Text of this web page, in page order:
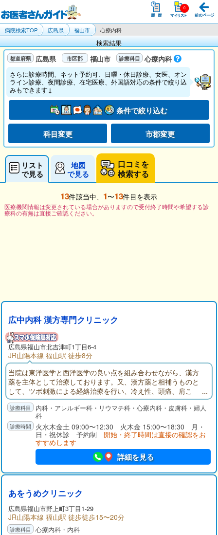
病院検索TOP 広島県 福山市 心療内科
検索結果
広島県 福山市 心療内科
さらに診療時間、ネット予約可、日曜・休日診療、女医、オン
ライン診療、夜間診療、在宅医療、外国語対応の条件で絞り込
みもできます↓
条件で絞り込む
科目変更 市郡変更
リスト
で見る
地図
で見る
口コミを
検索する
13件該当中、 1〜13件目を表示
医療機関情報は変更されている場合がありますので受付終了時間や希望する診
療科の有無は直接ご確認ください。
広中内科 漢方専門クリニック
広島県福山市北吉津町1丁目6-4
JR山陽本線 福山駅 徒歩8分
当院は東洋医学と西洋医学の良い点を組み合わせながら、漢方
薬を主体として治療しております。又、漢方薬と相補うものと
して、ツボ刺激による経絡治療を行い、冷え性、頭痛、肩こ
り、腰・膝の痛みはもちろん、内臓の病気、心の病気、皮フの
病気(特にアトピー性皮フ炎)、そして不妊症・婦人病の治療と予
防に大変効果をあげているユニークなクリニックです。
内科・アレルギー科・リウマチ科・心療内科・皮膚科・婦人
科
火水木金土 09:00〜12:30 火木金 15:00〜18:30 月・
日・祝休診 予約制 開始・終了時間は直接の確認をお
すすめします
詳細を見る
あをうめクリニック
広島県福山市野上町3丁目1-29
JR山陽本線 福山駅 徒歩徒歩15〜20分
心療内科・内科